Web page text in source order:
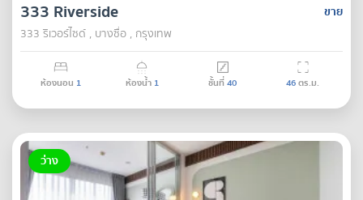
ขาย
333 Riverside
333 ริเวอร์ไซด์ , บางซื่อ , กรุงเทพ
ห้องนอน 1 ห้องน้ำ 1 ชั้นที่40 46ตร.ม.
ว่าง